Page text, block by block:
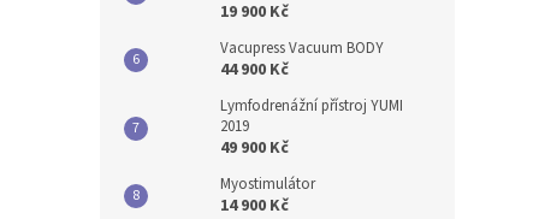
19 900 Kč
Vacupress Vacuum BODY
44 900 Kč
Lymfodrenážní přístroj YUMI
2019
49 900 Kč
Myostimulátor
14 900 Kč